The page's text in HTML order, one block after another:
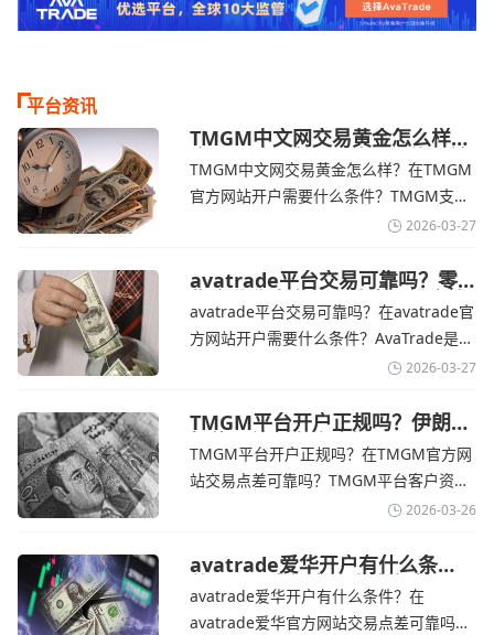
平台资讯
TMGM中文网交易黄金怎么样？
金价下跌，市场评估伊朗停火前
景-TMGM官网
TMGM中文网交易黄金怎么样？在TMGM
官方网站开户需要什么条件？‌‌‌TMGM支持
全球主流的MT4/MT5平台，同时提供功能
险管理工具。通过TMGM官网交易资讯了
解，金价周四回落，受​美元走强和油价上
涨，使通胀担忧保持不变‌对加息的持续预
2026-03-27
avatrade平台交易可靠吗？零
售企业称中东地区冲突正推高成
本avatrade官网
avatrade平台交易可靠吗？在avatrade官
方网站开户需要什么条件？‌‌‌AvaTrade是一
个在交易优势和可靠性两方面都非常均衡
在学习和探索中成长的新手交易者。通过
avatrade官网交易资讯了解，零售企业警
告称，中东地区的冲突正在推高成本，如
2026-03-27
TMGM平台开户正规吗？伊朗仍
拒绝与美国直接谈判-TMGM官
网
TMGM平台开户正规吗？在TMGM官方网
站交易点差可靠吗？‌‌‌TMGM平台客户资金
存放在澳大利亚国民银行等顶级银行的独
TMGM官网交易资讯了解，伊朗外交部长
表示，尽管德黑兰高级官员正在审查美国
结束战争的提议
2026-03-26
avatrade爱华开户有什么条
件？亚洲市场交易喜忧参半-
avatrade爱华官网
avatrade爱华开户有什么条件？在
avatrade爱华官方网站交易点差可靠吗？‌‌‌